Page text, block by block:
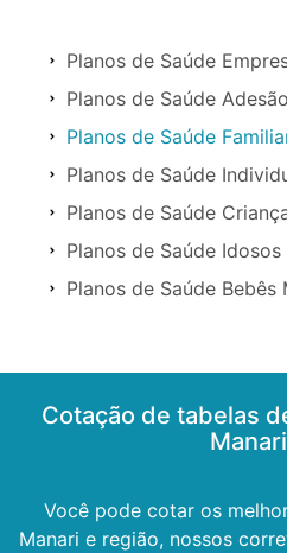
Planos de Saúde
Planos de Saúde
Planos de Saúde
Planos de Saúde
Planos de Saúde
Planos de Saúde Idosos
Planos de Saúde Bebês
Cotação de tabelas
Você pode cotar os
Manari e região, nossos